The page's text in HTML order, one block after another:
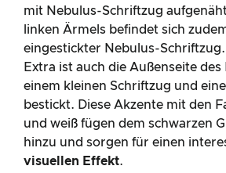
mit Nebulus-Schriftzug
linken Ärmels befindet sich
eingestickter Nebulus-
Extra ist auch die Außenseite des
einem kleinen Schriftzug und
bestickt. Diese Akzente mit den
und weiß fügen dem schwarzen
hinzu und sorgen für einen
visuellen Effekt.